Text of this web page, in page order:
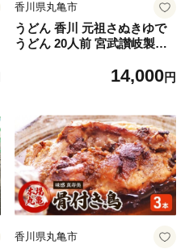
香川県丸亀市
うどん 香川 元祖さぬきゆで
うどん 20人前 宮武讃岐製麺
讃岐うどん 麺 麺類 うどん ゆ
蓄 簡単調理 讃岐 香川県 丸亀
丸亀市
14,000円
香川県丸亀市